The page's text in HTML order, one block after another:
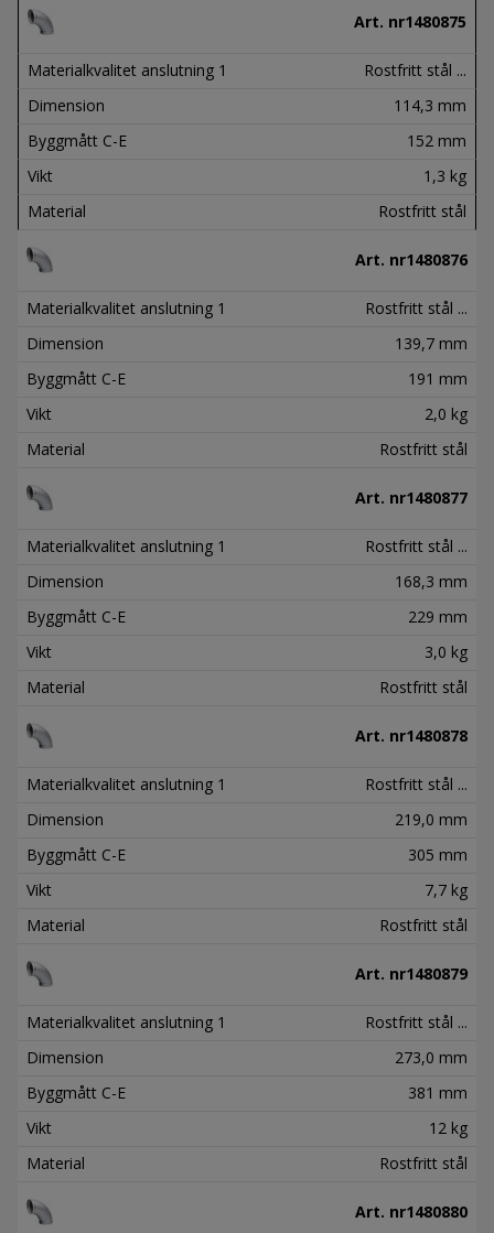
Art. nr1480875
Materialkvalitet anslutning 1
Rostfritt stål ...
Dimension
114,3 mm
Byggmått C-E
152 mm
Vikt
1,3 kg
Material
Rostfritt stål
Art. nr1480876
Materialkvalitet anslutning 1
Rostfritt stål ...
Dimension
139,7 mm
Byggmått C-E
191 mm
Vikt
2,0 kg
Material
Rostfritt stål
Art. nr1480877
Materialkvalitet anslutning 1
Rostfritt stål ...
Dimension
168,3 mm
Byggmått C-E
229 mm
Vikt
3,0 kg
Material
Rostfritt stål
Art. nr1480878
Materialkvalitet anslutning 1
Rostfritt stål ...
Dimension
219,0 mm
Byggmått C-E
305 mm
Vikt
7,7 kg
Material
Rostfritt stål
Art. nr1480879
Materialkvalitet anslutning 1
Rostfritt stål ...
Dimension
273,0 mm
Byggmått C-E
381 mm
Vikt
12 kg
Material
Rostfritt stål
Art. nr1480880